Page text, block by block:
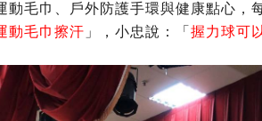
動毛巾、戶外防護手環與健康點心，
動毛巾擦汗 」，小忠說：「 握力球可